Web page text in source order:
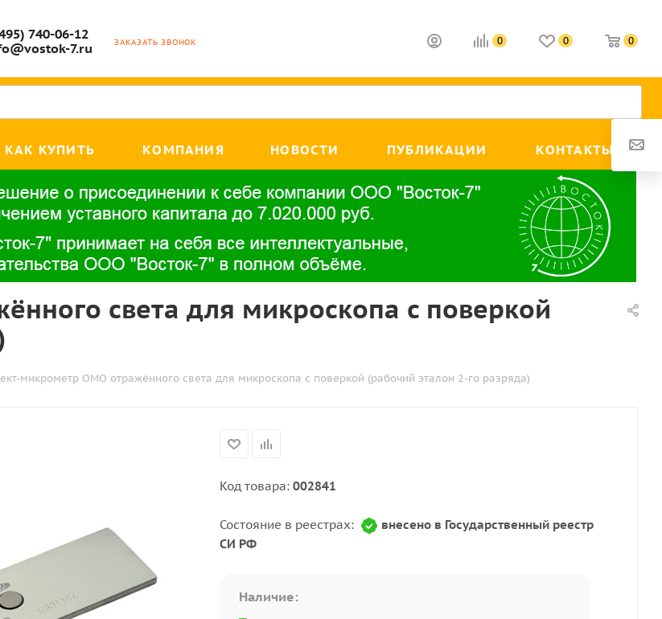
740-06-12
7.ru
ЗАКАЗАТЬ ЗВОНОК 0 0 0
КАК КУПИТЬ КОМПАНИЯ НОВОСТИ ПУБЛИКАЦИИ КОНТАКТЫ
света для микроскопа с поверкой
микрометр ОМО отражённого света для микроскопа с поверкой (рабочий эталон 2-го разряда)
Код товара: 002841
Состояние в реестрах:
внесено в Государственный реестр
СИ РФ
Наличие: